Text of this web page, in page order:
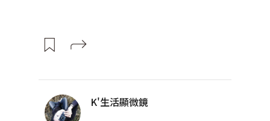
K'生活顯微鏡